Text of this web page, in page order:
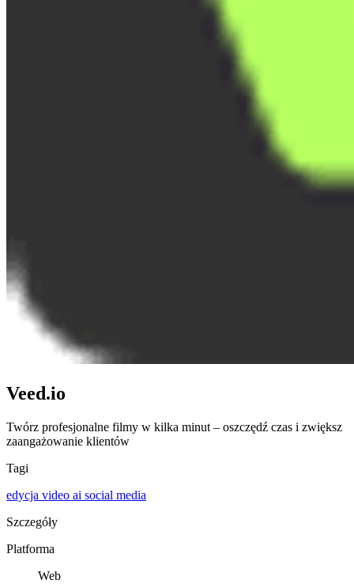
Veed.io
Twórz profesjonalne filmy w kilka minut – oszczędź czas i zwiększ
zaangażowanie klientów
Tagi
edycja video ai social media
Szczegóły
Platforma
Web